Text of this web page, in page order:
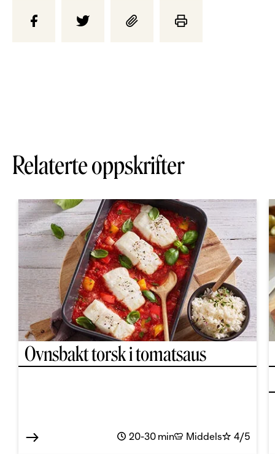
Relaterte oppskrifter
Ovnsbakt torsk i tomatsaus
20-30 min Middels 4/5